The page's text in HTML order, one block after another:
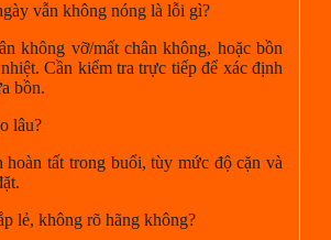
vẫn không nóng là lỗi gì?
không vỡ/mất chân không, hoặc bồn
Cần kiểm tra trực tiếp để xác định
bồn.
lâu?
hoàn tất trong buổi, tùy mức độ cặn và
lẻ, không rõ hãng không?